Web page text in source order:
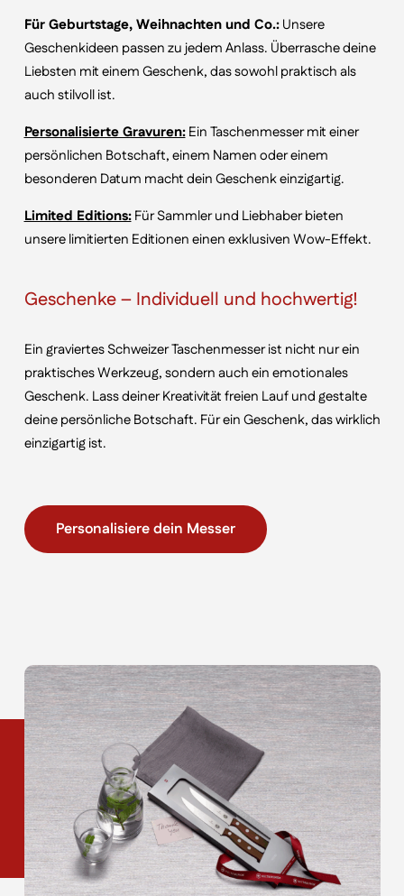
Für Geburtstage, Weihnachten und Co.:Unsere
Geschenkideen passen zu jedem Anlass. Überrasche deine
Liebsten mit einem Geschenk, das sowohl praktisch als
auch stilvoll ist.
Personalisierte Gravuren:Ein Taschenmesser mit einer
persönlichen Botschaft, einem Namen oder einem
besonderen Datum macht dein Geschenk einzigartig.
Limited Editions:Für Sammler und Liebhaber bieten
unsere limitierten Editionen einen exklusiven Wow-Effekt.
Geschenke – Individuell und hochwertig!
Ein graviertes Schweizer Taschenmesser ist nicht nur ein
praktisches Werkzeug, sondern auch ein emotionales
Geschenk. Lass deiner Kreativität freien Lauf und gestalte
deine persönliche Botschaft. Für ein Geschenk, das wirklich
einzigartig ist.
Personalisiere dein Messer